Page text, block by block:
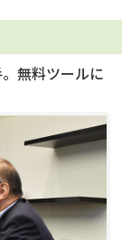
無料ツールに